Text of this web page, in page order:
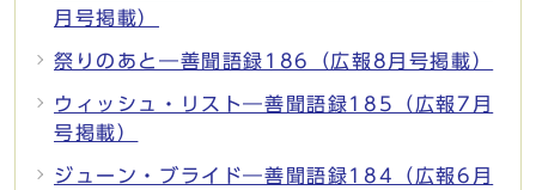
月号掲載）
祭りのあと―善聞語録186（広報8月号掲載）
ウィッシュ・リスト―善聞語録185（広報7月
号掲載）
ジューン・ブライド―善聞語録184（広報6月